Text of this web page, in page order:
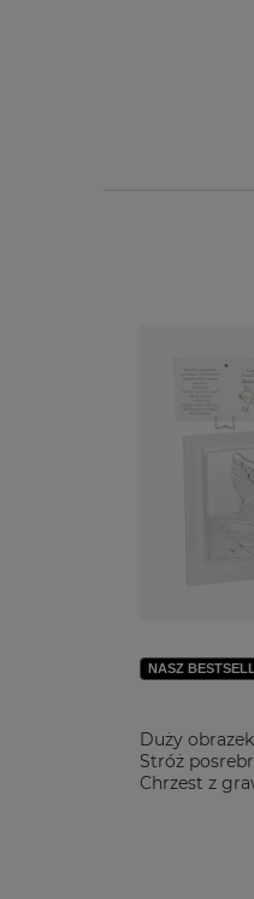
NASZ
Duży obrazek
Stróż
Chrzest z